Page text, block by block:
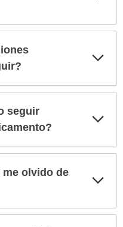
seguir
me olvido de